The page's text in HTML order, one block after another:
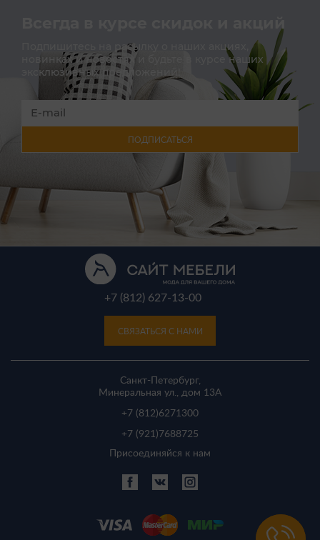
Всегда в курсе скидок и акций
Подпишитесь на расылку о наших акциях,
новинках и новостях и будьте в курсе наших
эксклюзивных предложений!
ПОДПИСАТЬСЯ
+7 (812) 627-13-00
СВЯЗАТЬСЯ С НАМИ
Санкт-Петербург,
Минеральная ул., дом 13A
+7 (812)6271300
+7 (921) 7688725
Присоединяйся к нам